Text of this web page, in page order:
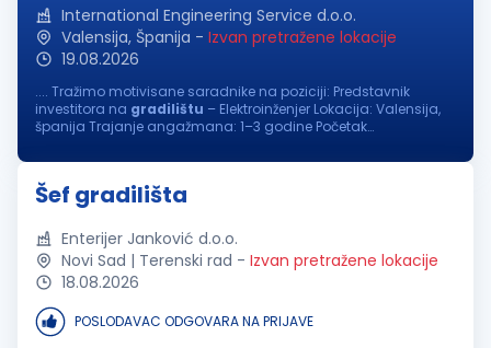
International Engineering Service d.o.o.
Valensija, Španija - Izvan pretražene lokacije
19.08.2026
.... Tražimo motivisane saradnike na poziciji: Predstavnik
investitora na gradilištu – Elektroinženjer Lokacija: Valensija,
španija Trajanje angažmana: 1–3 godine Početak
Opis radnog mesta...
Šef gradilišta
Enterijer Janković d.o.o.
Novi Sad | Terenski rad - Izvan pretražene lokacije
18.08.2026
POSLODAVAC ODGOVARA NA PRIJAVE